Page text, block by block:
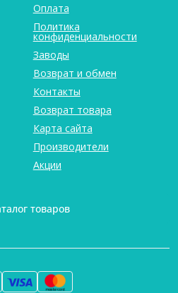
Оплата
Политика
конфиденциальности
Заводы
Возврат и обмен
Контакты
Возврат товара
Карта сайта
Производители
Акции
товаров